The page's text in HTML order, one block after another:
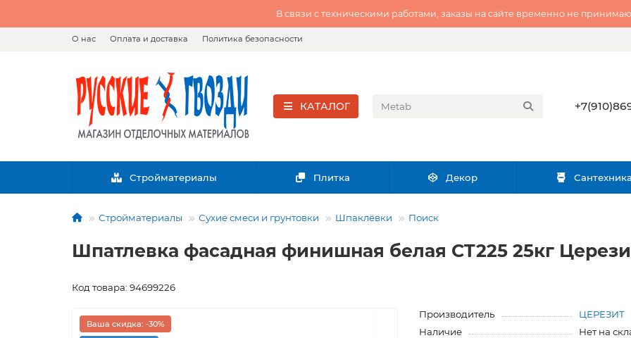
В связи с техническими работами, заказы на сайте временно не
О нас Оплата и доставка Политика безопасности
КАТАЛОГ
Стройматериалы Плитка Декор Сантехника
Стройматериалы Сухие смеси и грунтовки Шпаклёвки Поиск
Шпатлевка фасадная финишная белая CT225 25кг
Код товара: 94699226
Ваша скидка: -30%
Производитель
ЦЕРЕЗИТ
Наличие
Нет на